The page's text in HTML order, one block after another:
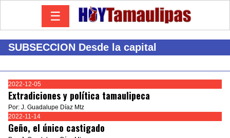
☰
SUBSECCION Desde la capital
2022-12-05
Extradiciones y política tamaulipeca
Por: J. Guadalupe Díaz Mtz
2022-11-14
Geño, el único castigado